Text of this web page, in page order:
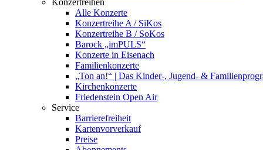
Konzertreihen
Alle Konzerte
Konzertreihe A / SiKos
Konzertreihe B / SoKos
Barock „imPULS“
Konzerte in Eisenach
Familienkonzerte
„Ton an!“ | Das Kinder-, Jugend- &
Kirchenkonzerte
Friedenstein Open Air
Service
Barrierefreiheit
Kartenvorverkauf
Preise